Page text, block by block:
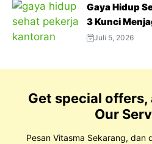
Gaya Hidup
3 Kunci
Juli 5, 2026
Get special offers,
Our
Pesan Vitasma Sekarang,